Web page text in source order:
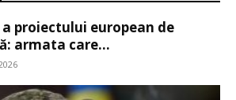
proiectului european de
armata care...